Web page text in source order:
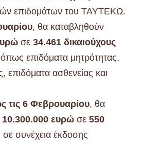
επιδομάτων του ΤΑΥΤΕΚΩ.
, θα καταβληθούν
σε 34.461 δικαιούχους
επιδόματα μητρότητας,
επιδόματα ασθενείας και
τις 6 Φεβρουαρίου, θα
10.300.000 ευρώ σε 550
σε συνέχεια έκδοσης